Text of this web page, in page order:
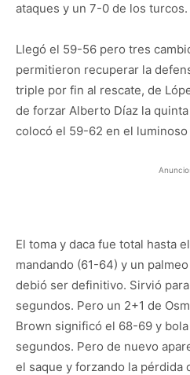
ataques y un 7-0 de los turcos.
Llegó el 59-56 pero tres
permitieron recuperar la
triple por fin al rescate, de
de forzar Alberto Díaz la
colocó el 59-62 en el
El toma y daca fue total hasta
mandando (61-64) y un
debió ser definitivo. Sirvió
segundos. Pero un 2+1 de
Brown significó el 68-69 y
segundos. Pero de nuevo
el saque y forzando la pérdida